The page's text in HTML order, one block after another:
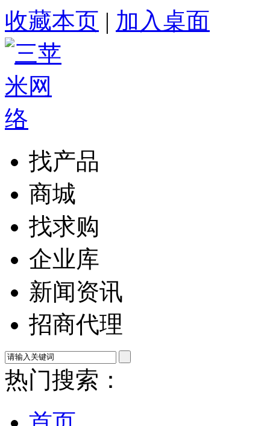
收藏本页 | 加入桌面
找产品
商城
找求购
企业库
新闻资讯
招商代理
热门搜索：